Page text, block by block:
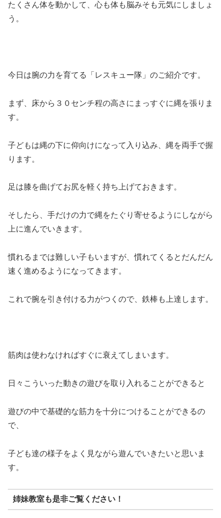
たくさん体を動かして、心も体も脳みそも元気にしましょ
う。
今日は腕の力を育てる「レスキュー隊」のご紹介です。
まず、床から３０センチ程の高さにまっすぐに縄を張りま
す。
子どもは縄の下に仰向けになって入り込み、縄を両手で握
ります。
足は膝を曲げてお尻を軽く持ち上げておきます。
そしたら、手だけの力で縄をたぐり寄せるようにしながら
上に進んでいきます。
慣れるまでは難しい子もいますが、慣れてくるとだんだん
速く進めるようになってきます。
これで腕を引き付ける力がつくので、鉄棒も上達します。
筋肉は使わなければすぐに衰えてしまいます。
日々こういった動きの遊びを取り入れることができると
遊びの中で基礎的な筋力を十分につけることができるの
で、
子ども達の様子をよく見ながら遊んでいきたいと思いま
す。
姉妹教室も是非ご覧ください！